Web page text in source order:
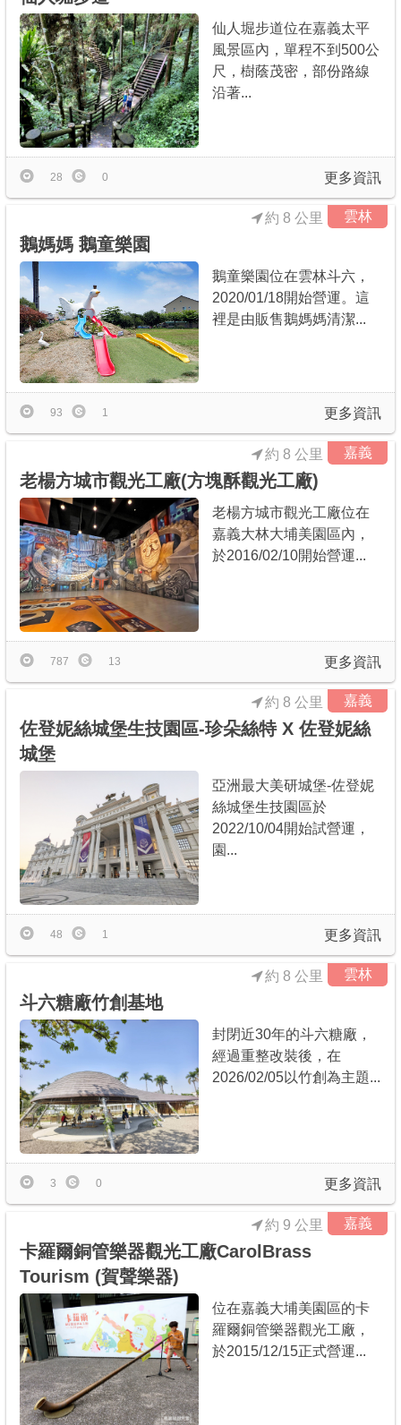
仙人堀步道位在嘉義太平
風景區內，單程不到500公
尺，樹蔭茂密，部份路線
沿著...
更多資訊
28 0
雲林
鵝媽媽 鵝童樂園
約 8 公里
鵝童樂園位在雲林斗六，
2020/01/18開始營運。這
裡是由販售鵝媽媽清潔...
更多資訊
93 1
嘉義
老楊方城市觀光工廠(方塊酥觀光工廠)
約 8 公里
老楊方城市觀光工廠位在
嘉義大林大埔美園區內，
於2016/02/10開始營運...
更多資訊
787 13
嘉義
佐登妮絲城堡生技園區-珍朵絲特 X 佐登妮絲
城堡
約 8 公里
亞洲最大美研城堡-佐登妮
絲城堡生技園區於
2022/10/04開始試營運，
園...
更多資訊
48 1
雲林
斗六糖廠竹創基地
約 8 公里
封閉近30年的斗六糖廠，
經過重整改裝後，在
2026/02/05以竹創為主題...
更多資訊
3 0
嘉義
卡羅爾銅管樂器觀光工廠CarolBrass
Tourism (賀聲樂器)
約 9 公里
位在嘉義大埔美園區的卡
羅爾銅管樂器觀光工廠，
於2015/12/15正式營運...